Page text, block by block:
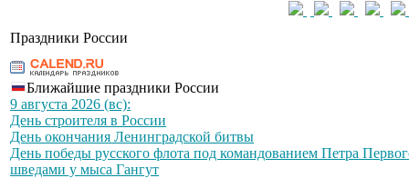
Праздники России
Ближайшие праздники России
9 августа 2026 (вс):
День строителя в России
День окончания Ленинградской битвы
День победы русского флота под командованием Петра
шведами у мыса Гангут